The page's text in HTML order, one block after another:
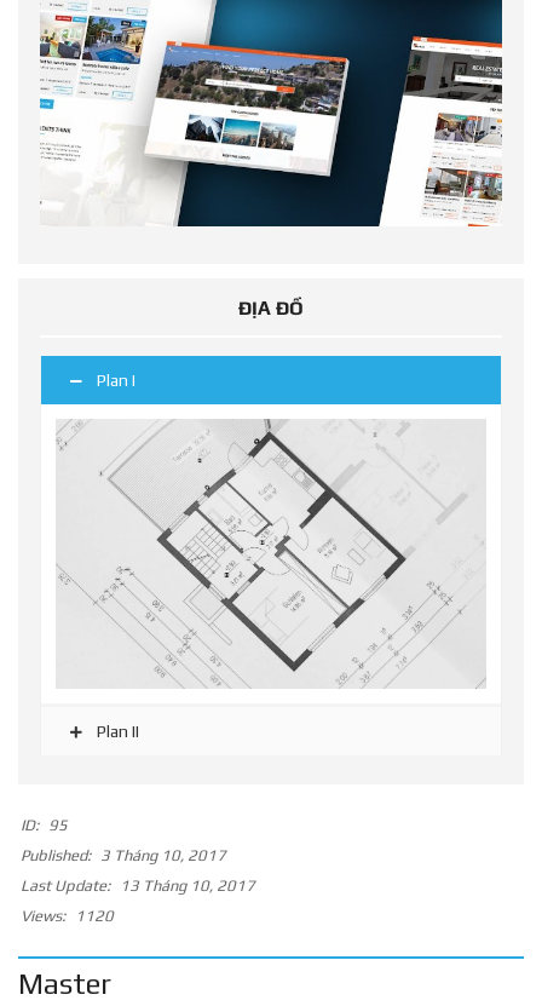
ĐỊA ĐỒ
Plan I
Plan II
ID:
95
Published:
3 Tháng 10, 2017
Last Update:
13 Tháng 10, 2017
Views:
1120
Master